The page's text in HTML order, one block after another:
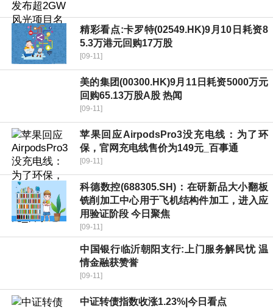
精彩看点:卡罗特(02549.HK)9月10日耗资8
5.3万港元回购17万股
[09-11]
美的集团(00300.HK)9月11日耗资5000万元
回购65.13万股A股 热闻
[09-11]
苹果回应AirpodsPro3没充电线：为了环
保，官网充电线售价为149元_百事通
[09-11]
科德数控(688305.SH)：在研新品大小翻板
铣削加工中心用于飞机结构件加工，进入应
用验证阶段 今日聚焦
[09-11]
中国银行临沂朝阳支行:上门服务解民忧 温
情金融获赞誉
[09-11]
中证转债指数收涨1.23%|今日看点